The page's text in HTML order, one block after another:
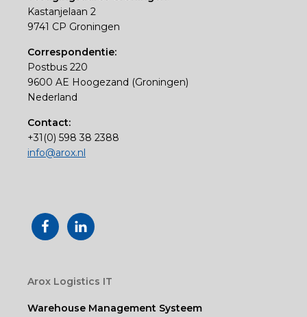
Kastanjelaan 2
9741 CP Groningen
Correspondentie:
Postbus 220
9600 AE Hoogezand (Groningen)
Nederland
Contact:
+31(0) 598 38 2388
info@arox.nl
Arox Logistics IT
Warehouse Management Systeem